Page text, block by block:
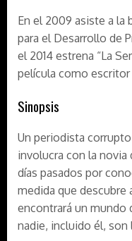
En el 2009 asiste a la
para el Desarrollo de
el 2014 estrena “La
película como
Sinopsis
Un periodista
involucra con la novia
días pasados por
medida que descubre
encontrará un mundo
nadie, incluido él, son